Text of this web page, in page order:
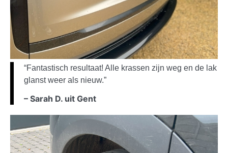
“Fantastisch resultaat! Alle krassen zijn weg en de lak
glanst weer als nieuw.”
– Sarah D. uit Gent